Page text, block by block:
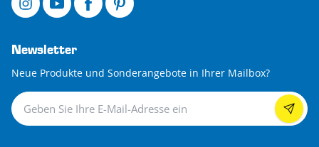
Newsletter
Neue Produkte und Sonderangebote in Ihrer Mailbox?
Newsletter